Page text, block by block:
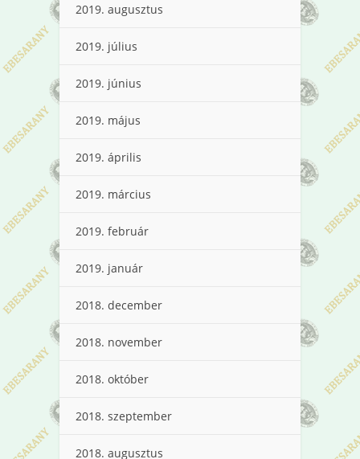
2019. augusztus
2019. július
2019. június
2019. május
2019. április
2019. március
2019. február
2019. január
2018. december
2018. november
2018. október
2018. szeptember
2018. augusztus